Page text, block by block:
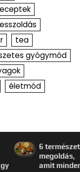
tea
gyógymód
életmód
6
megoldás,
amit